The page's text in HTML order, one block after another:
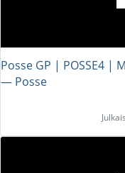
Posse GP | POSSE4 |
― Posse